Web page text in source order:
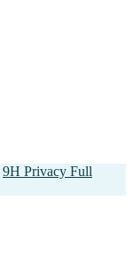
9H Privacy Full